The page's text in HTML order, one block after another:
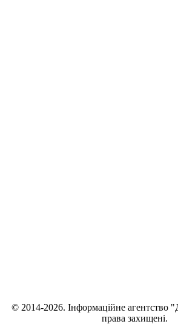
© 2014-2026. Інформаційне агентство
права захищені.